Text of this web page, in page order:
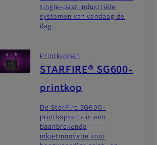
single-pass industriële
systemen van vandaag de
dag.
Printkoppen
STARFIRE® SG600-
printkop
De StarFire SG600-
printkopserie is een
baanbrekende
inkjetinnovatie voor